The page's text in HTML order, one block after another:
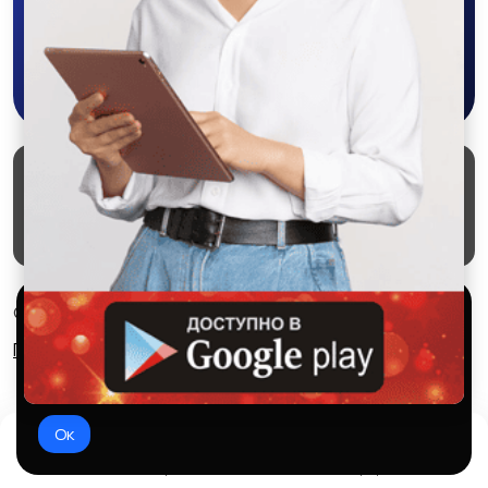
Скачать в Google Play
Маркеты Блог
О проекте
Служба поддержки
Удаление аккаунта
Партнерка
© 2026 SALEX МАРКЕТ
Правила сервиса
Конфиденциальность
Используем куки и рекомендательные
технологии
Это чтобы сайт работал лучше. Оставаясь с нами, вы
соглашаетесь на использование файлов куки.
Ок